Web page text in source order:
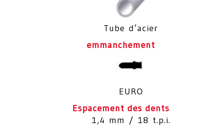
Tube d’acier
emmanchement
EURO
Espacement des dents
1,4 mm / 18 t.p.i.